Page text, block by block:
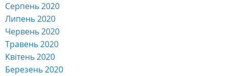
Серпень 2020
Липень 2020
Червень 2020
Травень 2020
Квітень 2020
Березень 2020